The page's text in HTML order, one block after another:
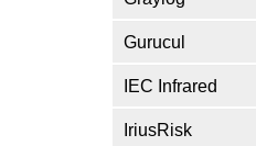
Gurucul
IEC Infrared
IriusRisk